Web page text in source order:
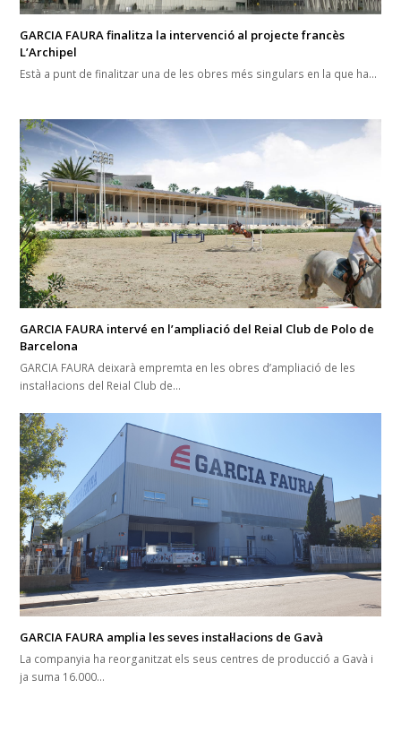
GARCIA FAURA finalitza la intervenció al projecte francès
L’Archipel
Està a punt de finalitzar una de les obres més singulars en la que ha…
GARCIA FAURA intervé en l’ampliació del Reial Club de Polo de
Barcelona
GARCIA FAURA deixarà empremta en les obres d’ampliació de les
instal·lacions del Reial Club de…
GARCIA FAURA amplia les seves instal·lacions de Gavà
La companyia ha reorganitzat els seus centres de producció a Gavà i
ja suma 16.000…